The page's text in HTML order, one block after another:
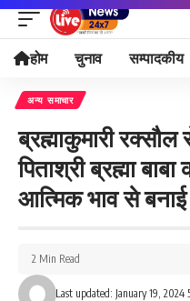
होम चुनाव सम्पादकीय
अन्य समाचार
ब्रह्माकुमारी रक्सौल
पिताश्री ब्रह्मा
आत्मिक भाव से
Last updated: January 19, 2024
2 Min Read